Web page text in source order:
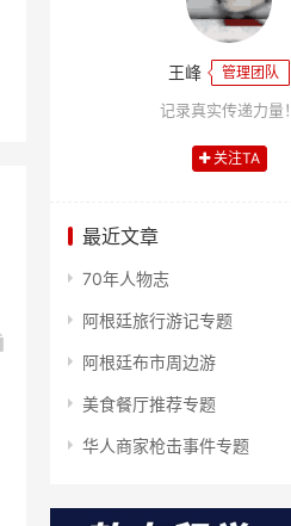
王峰 管理团队
记录真实传递力量！
关注TA
最近文章
70年人物志
阿根廷旅行游记专题
阿根廷布市周边游
美食餐厅推荐专题
华人商家枪击事件专题